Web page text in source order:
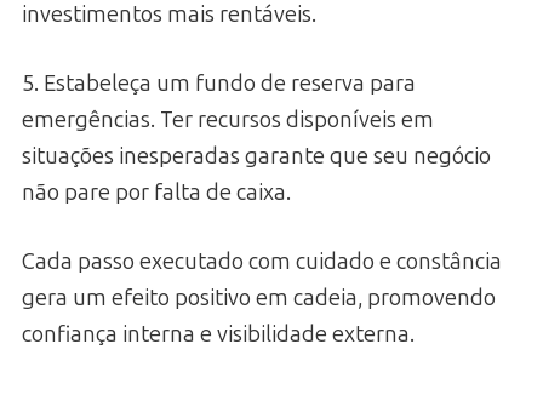
investimentos mais rentáveis.
5. Estabeleça um fundo de reserva para
emergências. Ter recursos disponíveis em
situações inesperadas garante que seu negócio
não pare por falta de caixa.
Cada passo executado com cuidado e constância
gera um efeito positivo em cadeia, promovendo
confiança interna e visibilidade externa.